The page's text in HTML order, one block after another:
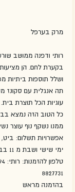
מרק בערפל
רותי ודפנה ממושב
בקערת לחם. הן מציעות
ושלל תוספות ביתיות
תה אנגלית עם סקונז
עוגיות הכל תוצרת בית.
כל הטוב הזה נמצא
ממנו נשקף נוף עוצר
אפשרויות תשלום: ביט,
ימי שישי ושבת מ 11 בבוקר ועד אחרון הסירים.
8827731
בהזמנה מראש